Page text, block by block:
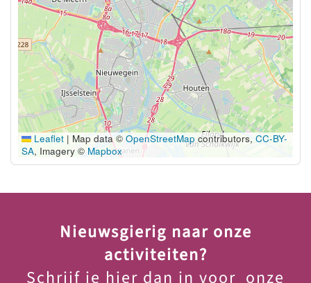
Leaflet | Map data © OpenStreetMap contributors, CC-BY-
SA, Imagery © Mapbox
Nieuwsgierig naar onze
activiteiten?
Schrijf je hier dan in voor onze